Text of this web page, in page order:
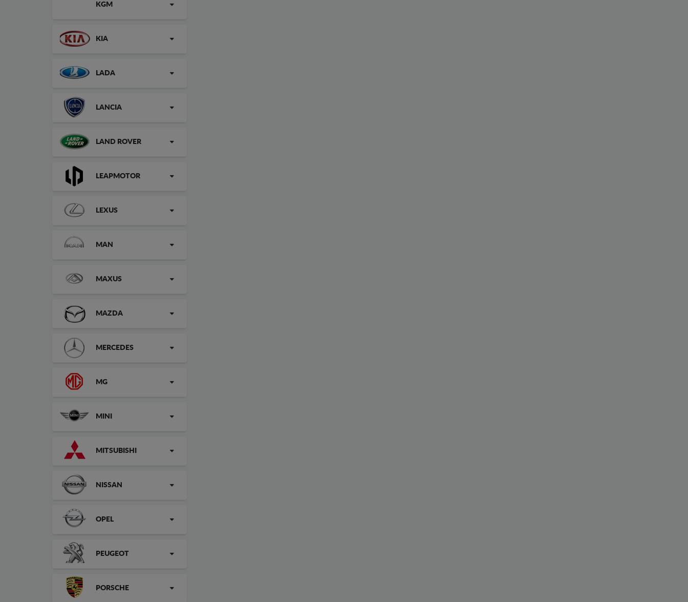
KGM
KIA
LADA
LANCIA
LAND ROVER
LEAPMOTOR
LEXUS
MAN
MAXUS
MAZDA
MERCEDES
MG
MINI
MITSUBISHI
NISSAN
OPEL
PEUGEOT
PORSCHE